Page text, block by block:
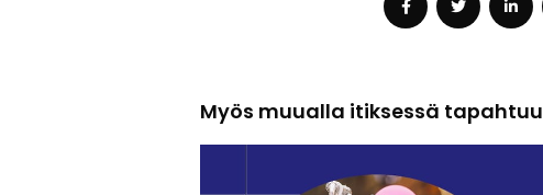
Myös muualla itiksessä tapahtuu